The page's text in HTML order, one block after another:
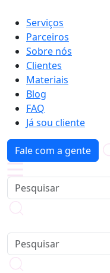
Serviços
Parceiros
Sobre nós
Clientes
Materiais
Blog
FAQ
Já sou cliente
Fale com a gente